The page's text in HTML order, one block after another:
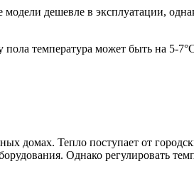
дешевле в эксплуатации,
температура может быть на 5-
домах. Тепло поступает от
Однако регулировать